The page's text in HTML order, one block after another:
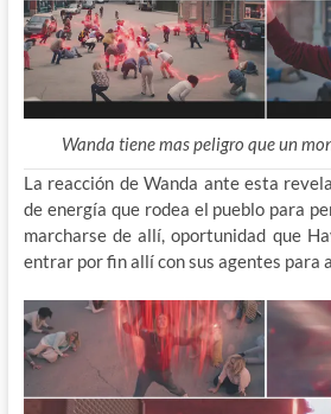
Wanda tiene mas peligro que un
La reacción de Wanda ante esta
de energía que rodea el pueblo para
marcharse de allí, oportunidad que
entrar por fin allí con sus agentes para